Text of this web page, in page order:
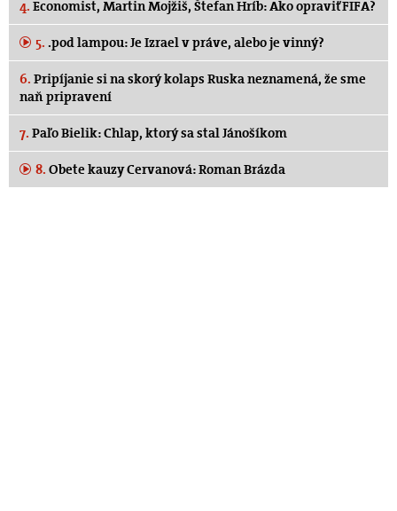
4. Economist, Martin Mojžiš, Štefan Hríb: Ako opraviť FIFA?
5. .pod lampou: Je Izrael v práve, alebo je vinný?
6. Pripíjanie si na skorý kolaps Ruska neznamená, že sme
naň pripravení
7. Paľo Bielik: Chlap, ktorý sa stal Jánošíkom
8. Obete kauzy Cervanová: Roman Brázda